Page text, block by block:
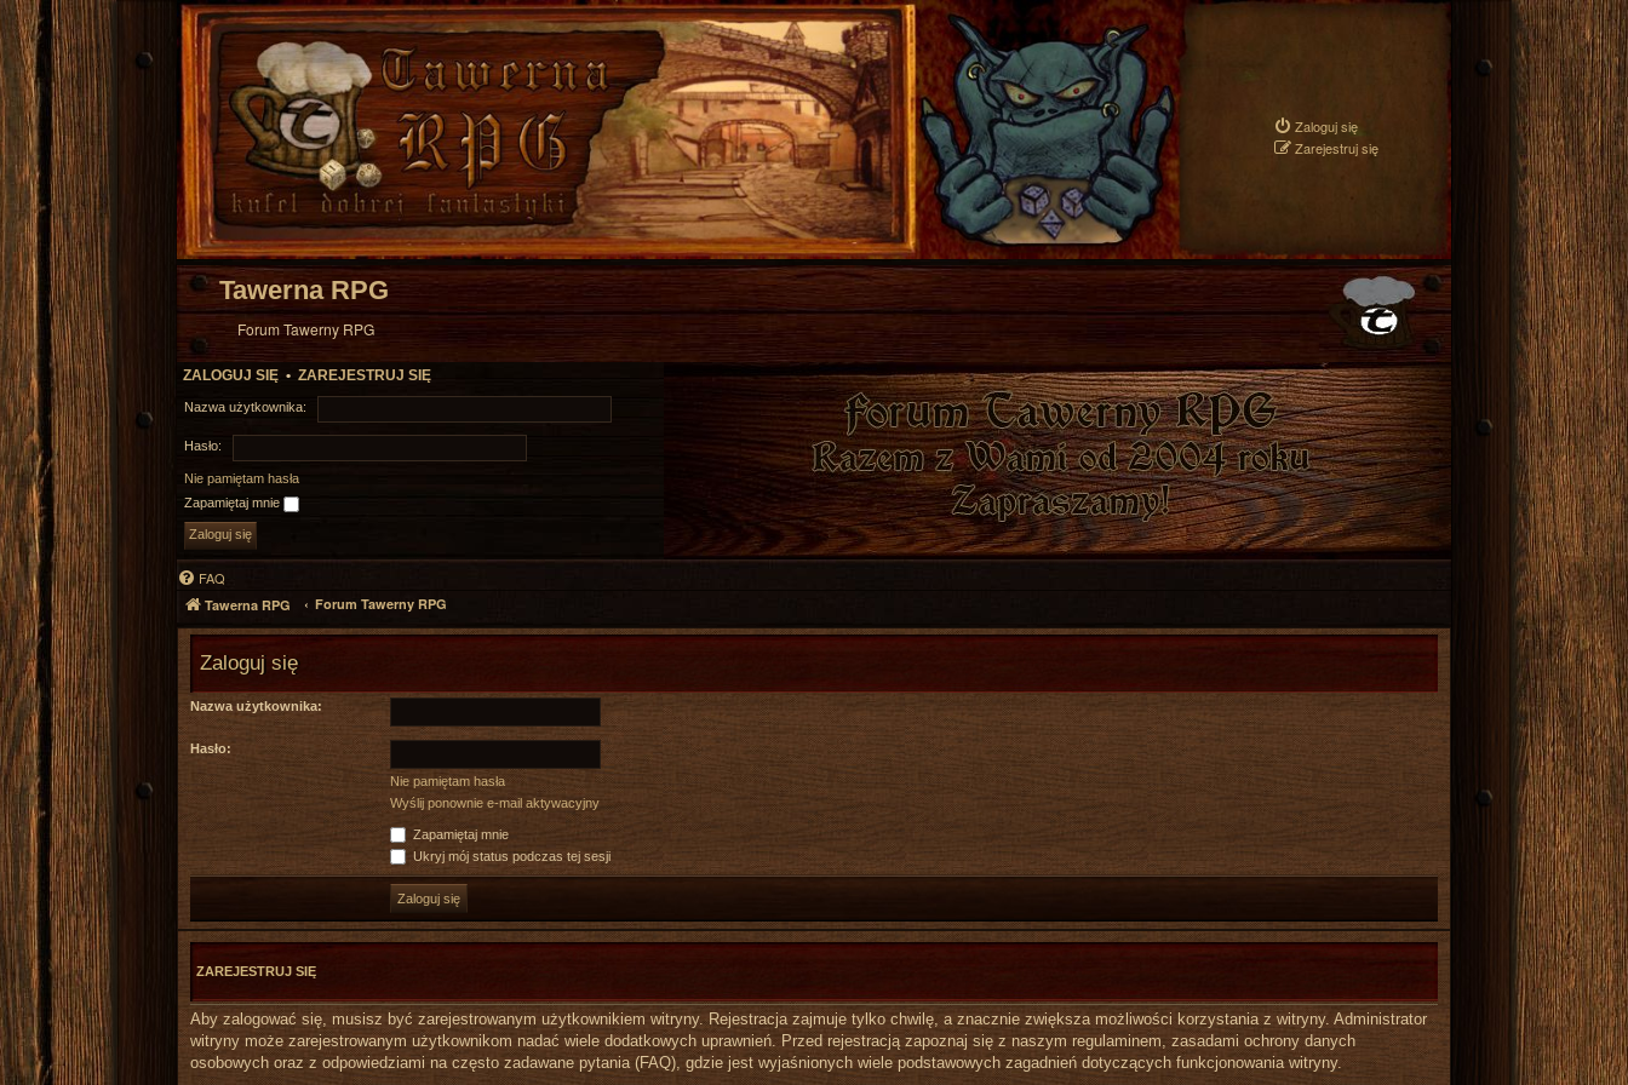
Zaloguj się
Zarejestruj się
Tawerna RPG
Forum Tawerny RPG
ZALOGUJ SIĘ • ZAREJESTRUJ SIĘ
Nazwa użytkownika:
Hasło:
Nie pamiętam hasła
Zapamiętaj mnie
FAQ
Tawerna RPG Forum Tawerny RPG
Zaloguj się
Nazwa użytkownika:
Hasło:
Nie pamiętam hasła
Wyślij ponownie e-mail aktywacyjny
Zapamiętaj mnie
Ukryj mój status podczas tej sesji
ZAREJESTRUJ SIĘ
Aby zalogować się, musisz być zarejestrowanym użytkownikiem witryny. Rejestracja zajmuje tylko chwilę, a znacznie zwiększa możliwości korzystania z witryny. Administrator
witryny może zarejestrowanym użytkownikom nadać wiele dodatkowych uprawnień. Przed rejestracją zapoznaj się z naszym regulaminem, zasadami ochrony danych
osobowych oraz z odpowiedziami na często zadawane pytania (FAQ), gdzie jest wyjaśnionych wiele podstawowych zagadnień dotyczących funkcjonowania witryny.